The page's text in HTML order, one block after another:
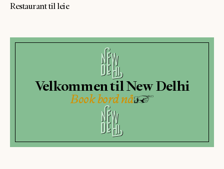
Restaurant til leie
Velkommen til New Delhi
Book bord nå